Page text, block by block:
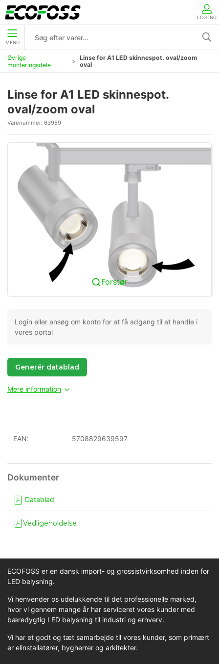
LOG IND
MENU
Øvrige
monteringsdele
Linse for A1 LED skinnespot. oval/zoom
oval
Linse for A1 LED skinnespot.
oval/zoom oval
Varenummer: 63959
Forstør
Login eller ansøg om konto for at få adgang til at handle i
vores portal
Generér datablad
Mere information
EAN: 5708829639597
Datablad
Vedligeholdelse
ECOFOSS er en dansk import- og grossistvirksomhed inden for
LED belysning.
Vi henvender os udelukkende til det professionelle marked,
hvor vi gennem mange år har serviceret vores kunder med
bæredygtig LED belysning til industri og erhverv.
Vi har et godt og tæt samarbejde til vores kunder, som primært
er elinstallatører, bygherrer og arkitekter.